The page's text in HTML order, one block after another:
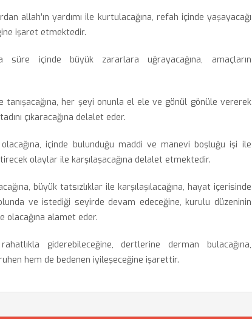
allah’ın yardımı ile kurtulacağına, refah içinde yaşayacağı
işaret etmektedir.
süre içinde büyük zararlara uğrayacağına, amaçların
tanışacağına, her şeyi onunla el ele ve gönül gönüle vererek
çıkaracağına delalet eder.
içinde bulunduğu maddi ve manevi boşluğu işi ile
olaylar ile karşılaşacağına delalet etmektedir.
büyük tatsızlıklar ile karşılaşılacağına, hayat içerisinde
ve istediği seyirde devam edeceğine, kurulu düzeninin
olacağına alamet eder.
giderebileceğine, dertlerine derman bulacağına,
ruhen hem de bedenen iyileşeceğine işarettir.